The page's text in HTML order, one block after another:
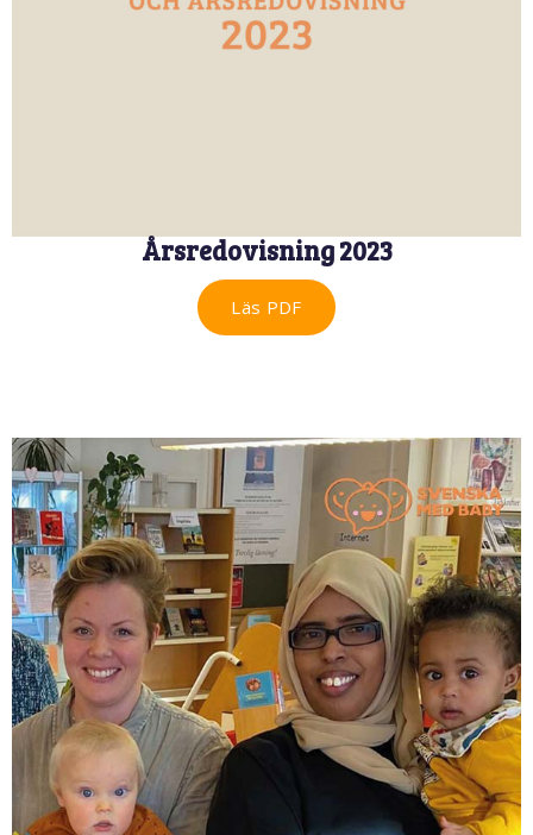
Årsredovisning 2023
Läs PDF